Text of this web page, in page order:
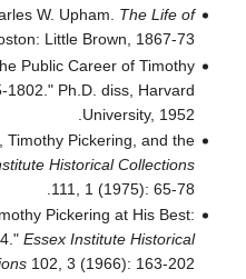
W. Upham. The Life of
Little Brown, 1867-73.
Public Career of Timothy
1802." Ph.D. diss, Harvard
University, 1952.
Timothy Pickering, and the
Historical Collections
111, 1 (1975): 65-78.
Pickering at His Best:
Essex Institute Historical
102, 3 (1966): 163-202.